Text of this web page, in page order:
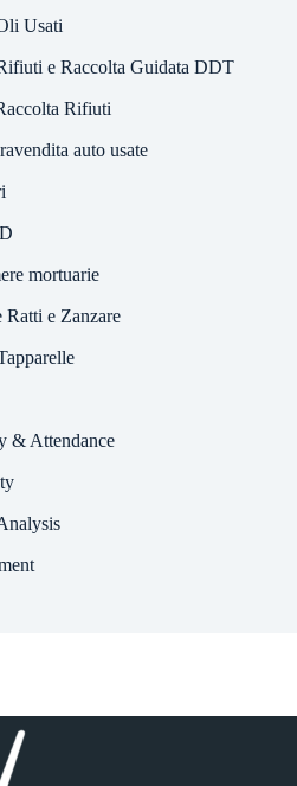
Usati
e Raccolta Guidata DDT
Rifiuti
auto usate
mortuarie
Ratti e Zanzare
& Attendance